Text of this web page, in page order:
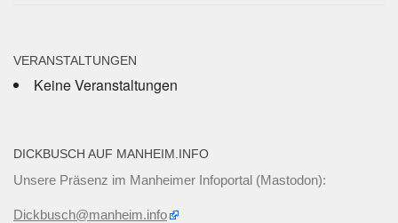
VERANSTALTUNGEN
Keine Veranstaltungen
DICKBUSCH AUF MANHEIM.INFO
Unsere Präsenz im Manheimer Infoportal (Mastodon):
Dickbusch@manheim.info